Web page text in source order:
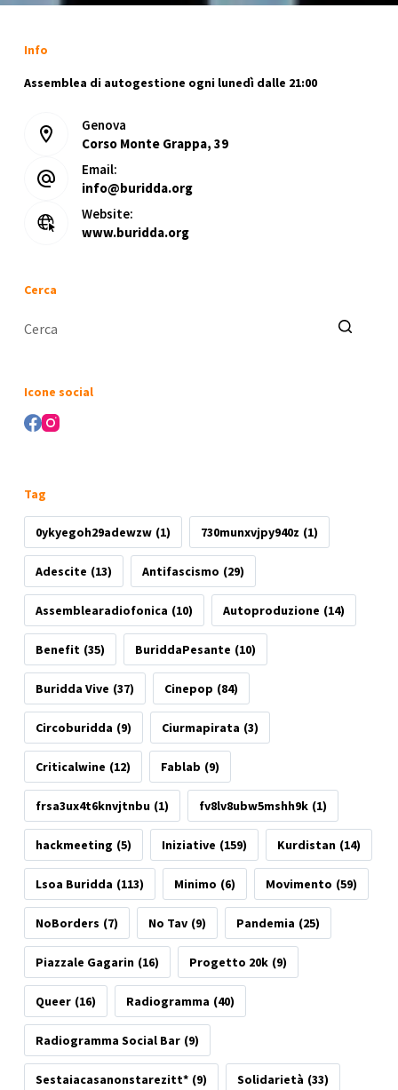
ai
Info
Assemblea di autogestione ogni lunedì dalle 21:00
Genova
Corso Monte Grappa, 39
Email:
info@buridda.org
Website:
www.buridda.org
Cerca
Icone social
Tag
0ykyegoh29adewzw (1) 730munxvjpy940z (1)
Adescite (13) Antifascismo (29)
Assemblearadiofonica (10) Autoproduzione (14)
Benefit (35) BuriddaPesante (10)
Buridda Vive (37) Cinepop (84)
Circoburidda (9) Ciurmapirata (3)
Criticalwine (12) Fablab (9)
frsa3ux4t6knvjtnbu (1) fv8lv8ubw5mshh9k (1)
hackmeeting (5) Iniziative (159) Kurdistan (14)
Lsoa Buridda (113) Minimo (6) Movimento (59)
NoBorders (7) No Tav (9) Pandemia (25)
Piazzale Gagarin (16) Progetto 20k (9)
Queer (16) Radiogramma (40)
Radiogramma Social Bar (9)
Sestaiacasanonstarezitt* (9) Solidarietà (33)